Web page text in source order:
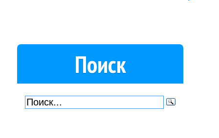
Поиск